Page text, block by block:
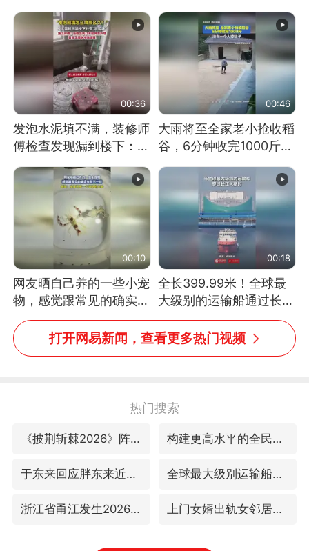
00:36
发泡水泥填不满，装修师
傅检查发现漏到楼下：出
00:46
大雨将至全家老小抢收稻
谷，6分钟收完1000斤，
00:10
网友晒自己养的一些小宠
物，感觉跟常见的确实有
些不一样
00:18
全长399.99米！全球最
大级别的运输船通过长江
大桥这一幕，太震撼了！
打开网易新闻，查看更多热门视频
热门搜索
《披荆斩棘2026》阵容官宣 构建更高水平的全民健身公共服务体系
于东来回应胖东来近25年老店年底关闭 全球最大级别运输船通过长江大桥
浙江省甬江发生2026年第1号洪水 上门女婿出轨女邻居多年被判重婚罪